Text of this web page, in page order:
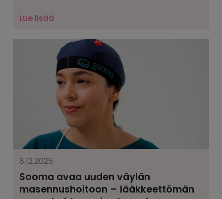
Lue lisää
8.12.2025
Sooma avaa uuden väylän
masennushoitoon – lääkkeettömän